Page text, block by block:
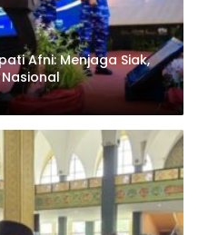
Afni: Menjaga Siak,